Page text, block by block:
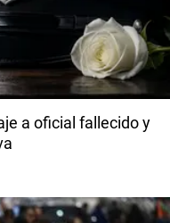
a oficial fallecido y